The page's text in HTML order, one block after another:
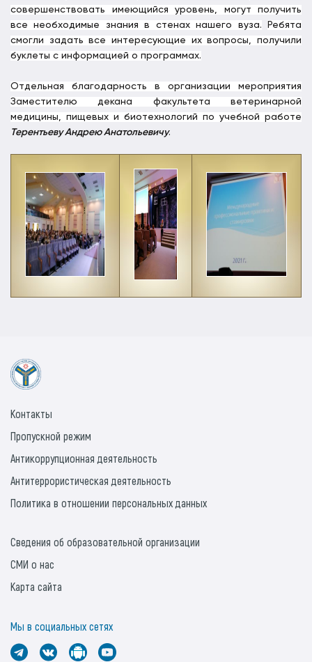
совершенствовать имеющийся уровень, могут получить
все необходимые знания в стенах нашего вуза.
Ребята
смогли задать все интересующие их вопросы, получили
буклеты с информацией о программах.
Отдельная благодарность в организации мероприятия
Заместителю декана факультета ветеринарной
медицины, пищевых и биотехнологий по учебной работе
Терентьеву Андрею Анатольевичу.
Контакты
Пропускной режим
Антикоррупционная деятельность
Антитеррористическая деятельность
Политика в отношении персональных данных
Сведения об образовательной организации
СМИ о нас
Карта сайта
Мы в социальных сетях